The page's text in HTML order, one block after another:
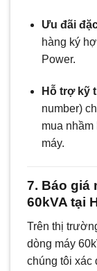
Ưu đãi
hàng ký
Power.
Hỗ trợ kỹ
number)
mua
máy.
7. Báo giá
60kVA tại
Trên thị
dòng máy
chúng tôi xác